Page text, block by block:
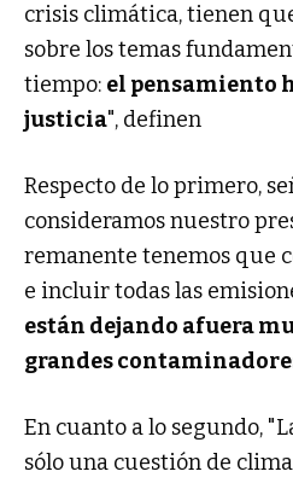
crisis climática, tienen
sobre los temas
tiempo: el pensamiento
justicia", definen
Respecto de lo primero,
consideramos nuestro
remanente tenemos que
e incluir todas las
están dejando afuera
grandes
En cuanto a lo segundo,
sólo una cuestión de